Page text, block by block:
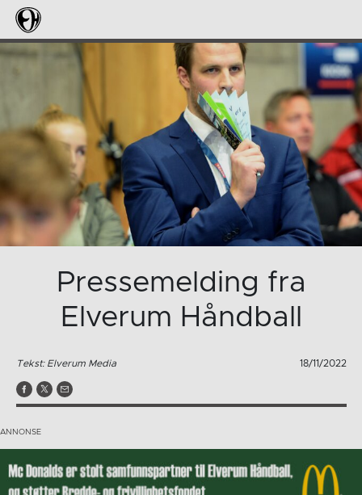
Pressemelding fra
Elverum Håndball
Tekst: Elverum Media 18/11/2022